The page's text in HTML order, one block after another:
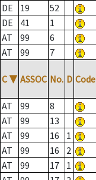
DE
19 52
DE
41 1
AT
99 6
AT
99 7
C ▼ ASSOC No. D Code
AT 99 8
AT
99 13
AT
99 16 1
AT
99 16 2
AT
99 17 1